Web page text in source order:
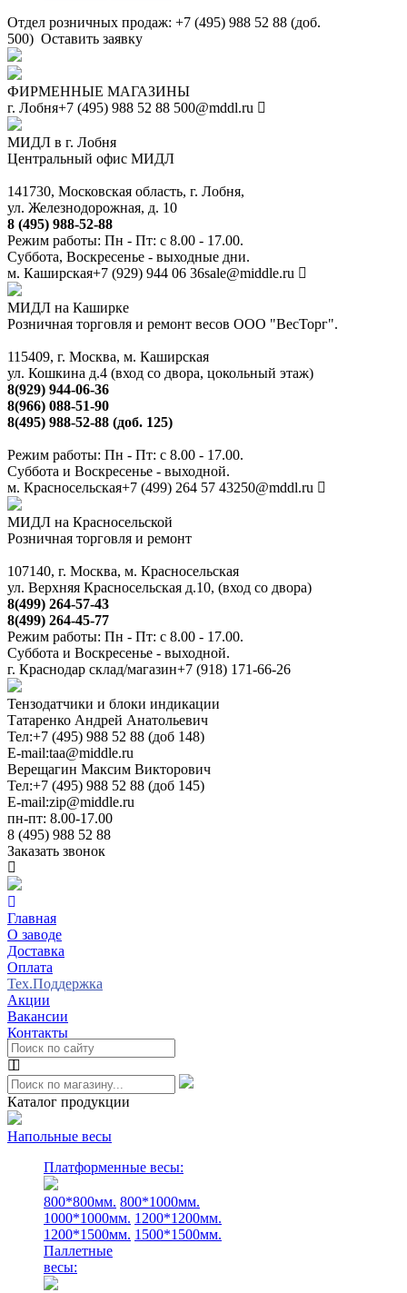
Отдел розничных продаж: +7 (495) 988 52 88 (доб.
500) Оставить заявку
ФИРМЕННЫЕ МАГАЗИНЫ
г. Лобня+7 (495) 988 52 88 500@mddl.ru
МИДЛ в г. Лобня
Центральный офис МИДЛ
141730, Московская область, г. Лобня,
ул. Железнодорожная, д. 10
8 (495) 988-52-88
Режим работы: Пн - Пт: с 8.00 - 17.00.
Суббота, Воскресенье - выходные дни.
м. Каширская+7 (929) 944 06 36sale@middle.ru
МИДЛ на Каширке
Розничная торговля и ремонт весов ООО "ВесТорг".
115409, г. Москва, м. Каширская
ул. Кошкина д.4 (вход со двора, цокольный этаж)
8(929) 944-06-36
8(966) 088-51-90
8(495) 988-52-88 (доб. 125)
Режим работы: Пн - Пт: с 8.00 - 17.00.
Суббота и Воскресенье - выходной.
м. Красносельская+7 (499) 264 57 43250@mddl.ru
МИДЛ на Красносельской
Розничная торговля и ремонт
107140, г. Москва, м. Красносельская
ул. Верхняя Красносельская д.10, (вход со двора)
8(499) 264-57-43
8(499) 264-45-77
Режим работы: Пн - Пт: с 8.00 - 17.00.
Суббота и Воскресенье - выходной.
г. Краснодар склад/магазин+7 (918) 171-66-26
Тензодатчики и блоки индикации
Татаренко Андрей Анатольевич
Тел:+7 (495) 988 52 88 (доб 148)
E-mail:taa@middle.ru
Верещагин Максим Викторович
Тел:+7 (495) 988 52 88 (доб 145)
E-mail:zip@middle.ru
пн-пт: 8.00-17.00
8 (495) 988 52 88
Заказать звонок
Главная
О заводе
Доставка
Оплата
Тех.Поддержка
Акции
Вакансии
Контакты
Каталог продукции
Напольные весы
Платформенные весы:
800*800мм. 800*1000мм.
1000*1000мм. 1200*1200мм.
1200*1500мм. 1500*1500мм.
Паллетные
весы: